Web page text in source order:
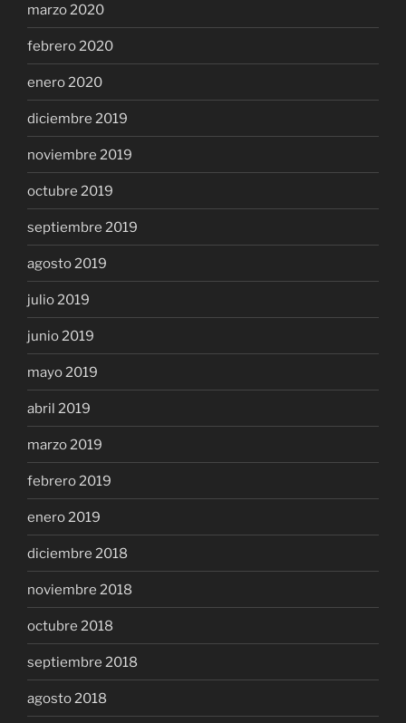
marzo 2020
febrero 2020
enero 2020
diciembre 2019
noviembre 2019
octubre 2019
septiembre 2019
agosto 2019
julio 2019
junio 2019
mayo 2019
abril 2019
marzo 2019
febrero 2019
enero 2019
diciembre 2018
noviembre 2018
octubre 2018
septiembre 2018
agosto 2018